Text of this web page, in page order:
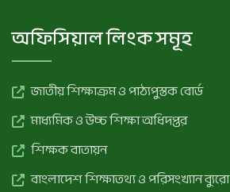
অফিসিয়াল লিংক সমূহ
জাতীয় শিক্ষাক্রম ও পাঠ্যপুস্তক বোর্ড
মাধ্যমিক ও উচ্চ শিক্ষা অধিদপ্তর
শিক্ষক বাতায়ন
বাংলাদেশ শিক্ষাতথ্য ও পরিসংখ্যান ব্যুরো